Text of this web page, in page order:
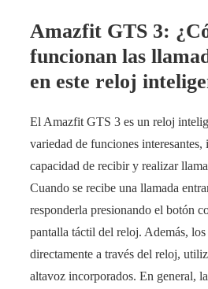
Amazfit GTS 3:
funcionan las
en este reloj
El Amazfit GTS 3 es un reloj
variedad de funciones
capacidad de recibir y realizar
Cuando se recibe una llamada
responderla presionando el botón
pantalla táctil del reloj. Además,
directamente a través del reloj,
altavoz incorporados. En general,